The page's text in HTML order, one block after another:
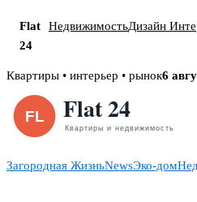
Flat
24
НедвижимостьДизайн
Skip
content
Квартиры • интерьер • рынок6
Загородная ЖизньNewsЭко-дом